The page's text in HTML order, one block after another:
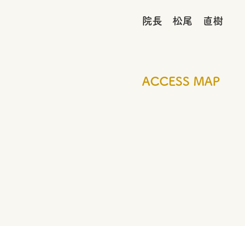
院長 松尾 直樹
ACCESS MAP